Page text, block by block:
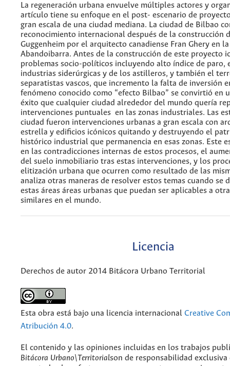
La regeneración urbana envuelve múltiples actores y
artículo tiene su enfoque en el post- escenario de
gran escala de una ciudad mediana. La ciudad de Bilbao
reconocimiento internacional después de la construcción
Guggenheim por el arquitecto canadiense Fran Ghery en
Abandoibarra. Antes de la construcción de este proyecto
problemas socio-políticos incluyendo alto índice de paro,
industrias siderúrgicas y de los astilleros, y también el
separatistas vascos, que incremento la falta de inversión
fenómeno conocido como “efecto Bilbao” se convirtió en
éxito que cualquier ciudad alrededor del mundo quería
intervenciones puntuales en las zonas industriales. Las
ciudad fueron intervenciones urbanas a gran escala con
estrella y edificios icónicos quitando y destruyendo el
histórico industrial que permanencia en esas zonas. Este
en las contradicciones internas de estos procesos, el
del suelo inmobiliario tras estas intervenciones, y los
elitización urbana que ocurren como resultado de las
analiza otras maneras de resolver estos temas cuando se
estas áreas áreas urbanas que puedan ser aplicables a
similares en el mundo.
Licencia
Derechos de autor 2014 Bitácora Urbano Territorial
Esta obra está bajo una licencia internacional Creative
Atribución 4.0.
El contenido y las opiniones incluidas en los trabajos
Bitácora Urbano\Territorialson de responsabilidad exclusiva